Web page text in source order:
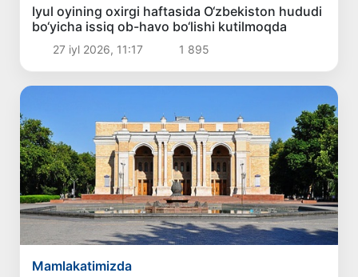
Iyul oyining oxirgi haftasida O‘zbekiston hududi
bo‘yicha issiq ob-havo bo‘lishi kutilmoqda
27 iyl 2026, 11:17 1 895
Mamlakatimizda